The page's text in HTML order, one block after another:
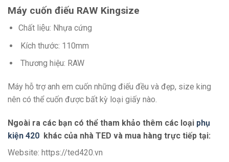
Máy cuốn điếu RAW Kingsize
Chất liệu: Nhựa cứng
Kích thước: 110mm
Thương hiệu: RAW
Máy hỗ trợ anh em cuốn những điếu đều và đẹp, size king
nên có thể cuốn được bất kỳ loại giấy nào.
Ngoài ra các bạn có thể tham khảo thêm các loại phụ
kiện 420 khác của nhà TED và mua hàng trực tiếp tại:
Website: https://ted420.vn